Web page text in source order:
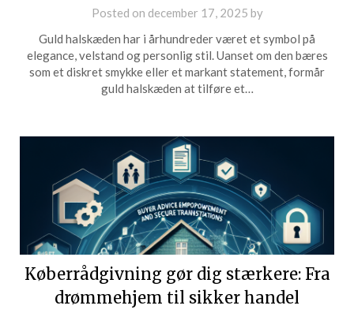
Posted on december 17, 2025 by
Guld halskæden har i århundreder været et symbol på
elegance, velstand og personlig stil. Uanset om den bæres
som et diskret smykke eller et markant statement, formår
guld halskæden at tilføre et…
Køberrådgivning gør dig stærkere: Fra
drømmehjem til sikker handel